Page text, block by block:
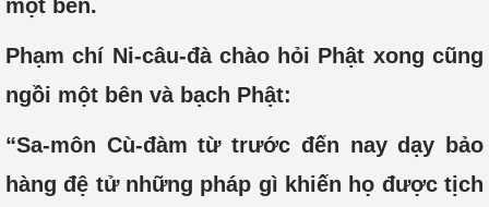
một bên.
Phạm chí Ni-câu-đà chào hỏi Phật xong cũng
ngồi một bên và bạch Phật:
“Sa-môn Cù-đàm từ trước đến nay dạy bảo
hàng đệ tử những pháp gì khiến họ được tịch